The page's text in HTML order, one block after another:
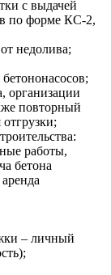
с выдачей
по форме КС-2,
недолива;
организации
повторный
работы,
бетона
– личный